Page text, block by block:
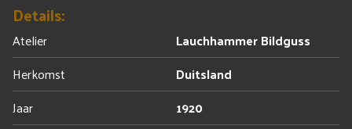
Details:
Atelier
Lauchhammer Bildguss
Herkomst
Duitsland
Jaar
1920